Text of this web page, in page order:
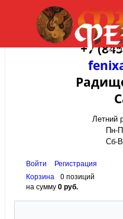
+7
Летний
Пн-
Сб-
Войти
Регистрация
Корзина
0 позиций
на сумму0 руб.